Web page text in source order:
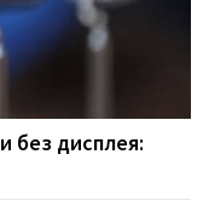
без дисплея: